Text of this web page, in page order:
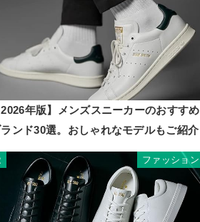
年版】メンズスニーカーのおすすめ
ンド30選。おしゃれなモデルもご紹介
ファッション